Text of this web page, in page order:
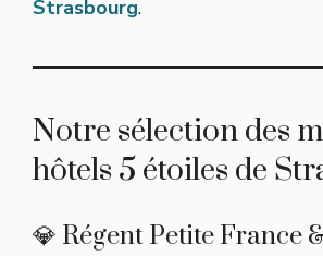
Strasbourg.
Notre sélection des
hôtels 5 étoiles de
💎 Régent Petite France